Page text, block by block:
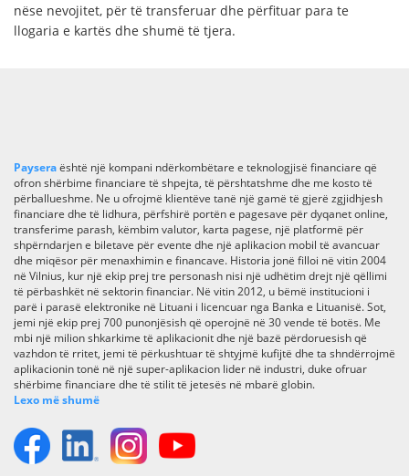
nëse nevojitet, për të transferuar dhe përfituar para te
llogaria e kartës dhe shumë të tjera.
Payseraështë një kompani ndërkombëtare e teknologjisë financiare që
ofron shërbime financiare të shpejta, të përshtatshme dhe me kosto të
përballueshme. Ne u ofrojmë klientëve tanë një gamë të gjerë zgjidhjesh
financiare dhe të lidhura, përfshirë portën e pagesave për dyqanet online,
transferime parash, këmbim valutor, karta pagese, një platformë për
shpërndarjen e biletave për evente dhe një aplikacion mobil të avancuar
dhe miqësor për menaxhimin e financave. Historia jonë filloi në vitin 2004
në Vilnius, kur një ekip prej tre personash nisi një udhëtim drejt një qëllimi
të përbashkët në sektorin financiar. Në vitin 2012, u bëmë institucioni i
parë i parasë elektronike në Lituani i licencuar nga Banka e Lituanisë. Sot,
jemi një ekip prej 700 punonjësish që operojnë në 30 vende të botës. Me
mbi një milion shkarkime të aplikacionit dhe një bazë përdoruesish që
vazhdon të rritet, jemi të përkushtuar të shtyjmë kufijtë dhe ta shndërrojmë
aplikacionin tonë në një super-aplikacion lider në industri, duke ofruar
shërbime financiare dhe të stilit të jetesës në mbarë globin.
Lexo më shumë